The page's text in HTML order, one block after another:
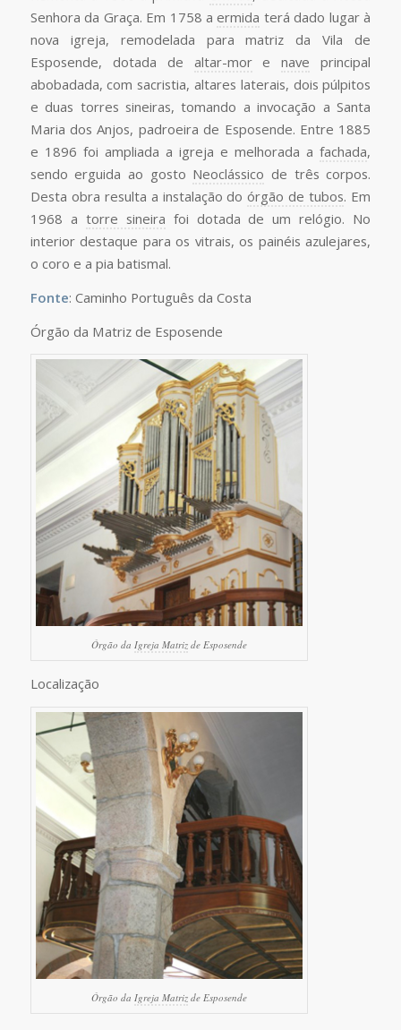
Senhora da Graça. Em 1758 aermida terá dado lugar à
nova igreja, remodelada para matriz da Vila de
Esposende, dotada de altar-morenave principal
abobadada, com sacristia, altares laterais, dois púlpitos
e duas torres sineiras, tomando a invocação a Santa
Maria dos Anjos, padroeira de Esposende. Entre 1885
e 1896 foi ampliada a igreja e melhorada afachada,
sendo erguida ao gosto Neoclássico de três corpos.
Desta obra resulta a instalação doórgão de tubos. Em
1968 a torre sineira foi dotada de um relógio. No
interior destaque para os vitrais, os painéis azulejares,
o coro e a pia batismal.
Fonte: Caminho Português da Costa
Órgão da Matriz de Esposende
Órgão da Igreja Matrizde Esposende
Localização
Órgão da Igreja Matrizde Esposende